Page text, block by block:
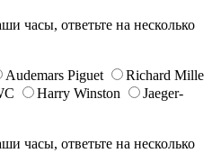
часы, ответьте на несколько
Audemars Piguet
Richard Mille
Harry Winston
Jaeger-
часы, ответьте на несколько